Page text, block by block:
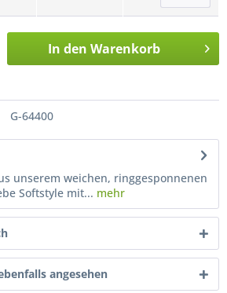
In den Warenkorb
G-64400
unserem weichen, ringgesponnenen
Softstyle mit... mehr
angesehen